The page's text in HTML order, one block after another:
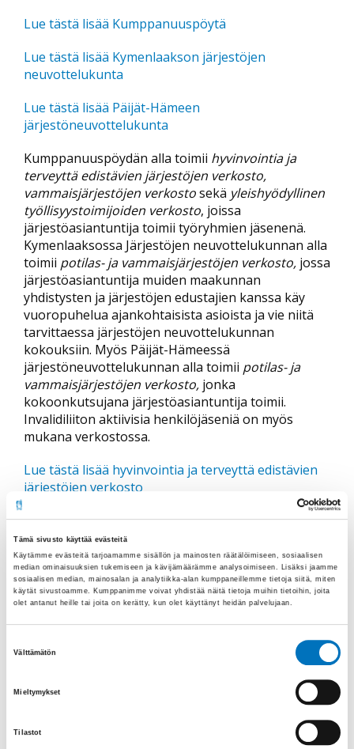
Tämä sivusto käyttää evästeitä
Käytämme evästeitä tarjoamamme sisällön ja mainosten räätälöimiseen, sosiaalisen
median ominaisuuksien tukemiseen ja kävijämäärämme analysoimiseen. Lisäksi jaamme
sosiaalisen median, mainosalan ja analytiikka-alan kumppaneillemme tietoja siitä, miten
käytät sivustoamme. Kumppanimme voivat yhdistää näitä tietoja muihin tietoihin, joita
olet antanut heille tai joita on kerätty, kun olet käyttänyt heidän palvelujaan.
Välttämätön
Mieltymykset
Tilastot
Lue tästä lisää Kumppanuuspöytä
Lue tästä lisää Kymenlaakson järjestöjen
neuvottelukunta
Lue tästä lisää Päijät-Hämeen
järjestöneuvottelukunta
Kumppanuuspöydän alla toimii hyvinvointia ja
terveyttä edistävien järjestöjen verkosto,
vammaisjärjestöjen verkostosekä yleishyödyllinen
työllisyystoimijoiden verkosto, joissa
järjestöasiantuntija toimii työryhmien jäsenenä.
Kymenlaaksossa Järjestöjen neuvottelukunnan alla
toimii potilas- ja vammaisjärjestöjen verkosto, jossa
järjestöasiantuntija muiden maakunnan
yhdistysten ja järjestöjen edustajien kanssa käy
vuoropuhelua ajankohtaisista asioista ja vie niitä
tarvittaessa järjestöjen neuvottelukunnan
kokouksiin. Myös Päijät-Hämeessä
järjestöneuvottelukunnan alla toimii potilas- ja
vammaisjärjestöjen verkosto, jonka
kokoonkutsujana järjestöasiantuntija toimii.
Invalidiliiton aktiivisia henkilöjäseniä on myös
mukana verkostossa.
Lue tästä lisää hyvinvointia ja terveyttä edistävien
järjestöjen verkosto
Lue tästä lisää yleishyödyllisten
työllisyystoimijoiden verkosto
Lue lisää Kymenlaakson potilas- ja
vammaisjärjestöjen verkosto
Lue lisää Päijät-Hämeen potilas- ja
kattojärjestönä myös Kymen-Karjalan Sosiaali- ja
verkostojärjestö Päijät-Hämeen Sosiaali- ja